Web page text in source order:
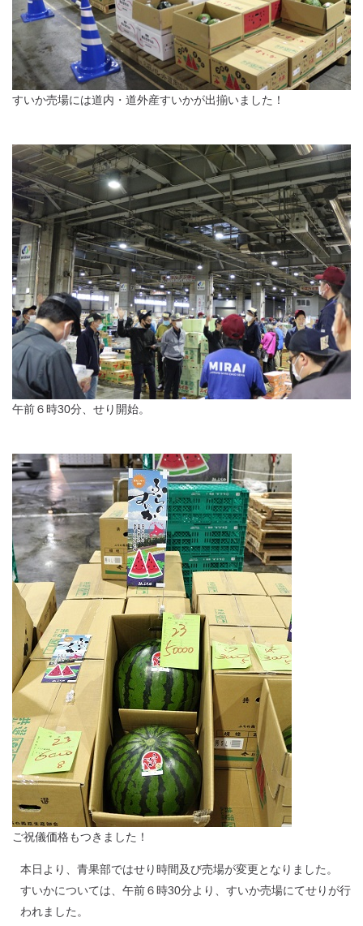
すいか売場には道内・道外産すいかが出揃いました！
午前６時30分、せり開始。
ご祝儀価格もつきました！
本日より、青果部ではせり時間及び売場が変更となりました。
すいかについては、午前６時30分より、すいか売場にてせりが行
われました。